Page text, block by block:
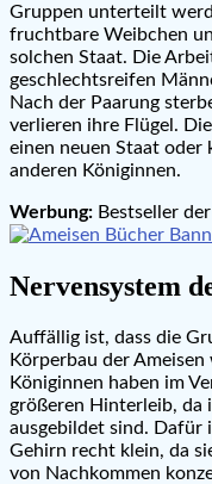
Gruppen unterteilt
fruchtbare Weibchen
solchen Staat. Die
geschlechtsreifen
Nach der Paarung
verlieren ihre Flügel.
einen neuen Staat
anderen Königinnen.
Werbung: Bestseller
Nervensystem
Auffällig ist, dass die
Körperbau der
Königinnen haben im
größeren Hinterleib, da
ausgebildet sind. Dafür
Gehirn recht klein, da
von Nachkommen